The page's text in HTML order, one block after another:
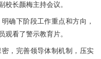
校长颜梅主持会议。
确下阶段工作重点和方向，
观看了警示教育片。
，完善领导体制机制，压实